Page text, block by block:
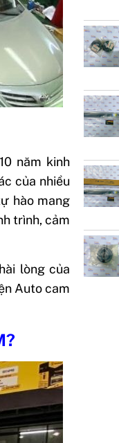
năm kinh
của nhiều
hào mang
trình, cảm
lòng của
Auto cam